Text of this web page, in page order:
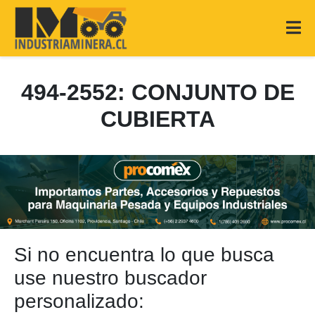
494-2552: CONJUNTO DE
CUBIERTA
Si no encuentra lo que busca
use nuestro buscador
personalizado: